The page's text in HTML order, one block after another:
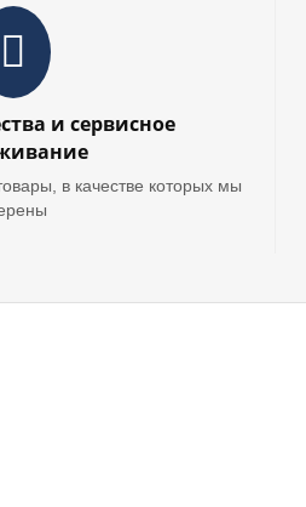
и сервисное
в качестве которых мы